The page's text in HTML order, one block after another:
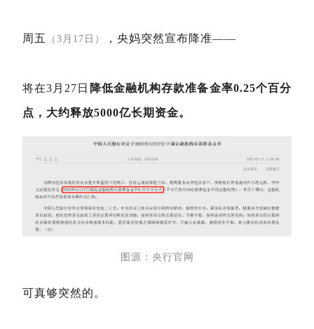
周五 （3月17日） ， 央妈突然宣布降准——
将在3月27日 降低金融机构存款准备金率0.25个百分
点，大约释放5000亿长期资金。
图源：央行官网
可真够突然的。